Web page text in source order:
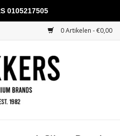
0 Artikelen - €0,00
0105217505